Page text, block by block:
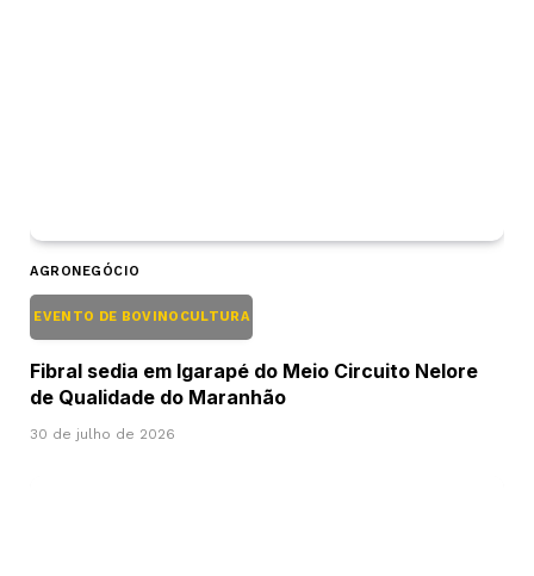
AGRONEGÓCIO
EVENTO DE BOVINOCULTURA
Fibral sedia em Igarapé do Meio Circuito Nelore
de Qualidade do Maranhão
30 de julho de 2026